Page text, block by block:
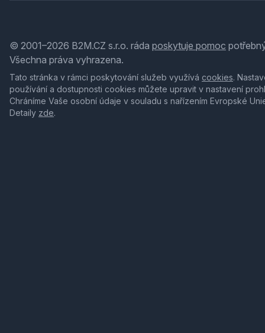
© 2001–2026 B2M.CZ s.r.o. ráda poskytuje pomoc
Všechna práva vyhrazena.
Tato stránka v rámci poskytování služeb využívá cookies.
používání a dostupnosti cookies můžete upravit v nastavení
Chráníme Vaše osobní údaje v souladu s nařízením Evropské
Detaily zde.